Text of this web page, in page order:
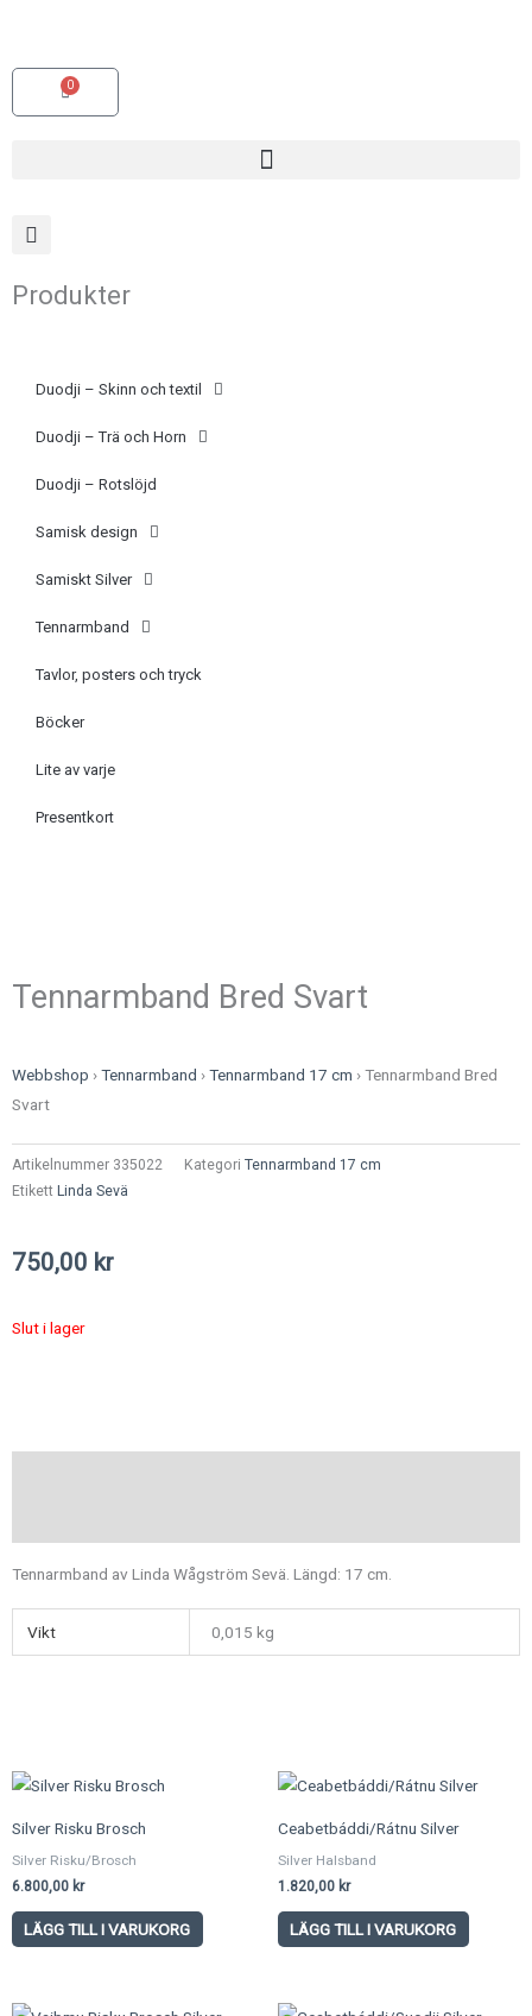
innehåll
0
Varukorg
Produkter
Duodji – Skinn och textil
Duodji – Trä och Horn
Duodji – Rotslöjd
Samisk design
Samiskt Silver
Tennarmband
Tavlor, posters och tryck
Böcker
Lite av varje
Presentkort
Tennarmband Bred Svart
Webbshop ›Tennarmband ›Tennarmband 17 cm ›Tennarmband Bred
Svart
Artikelnummer 335022 Kategori Tennarmband 17 cm
Etikett Linda Sevä
750,00 kr
Slut i lager
Tennarmband av Linda Wågström Sevä. Längd: 17 cm.
Vikt 0,015 kg
Silver Risku Brosch
Silver Risku/Brosch
6.800,00 kr
LÄGG TILL I VARUKORG
Ceabetbáddi/Rátnu Silver
Silver Halsband
1.820,00 kr
LÄGG TILL I VARUKORG